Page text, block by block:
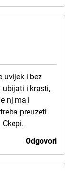
uvijek i bez
ubijati i krasti,
njima i
preuzeti
Odgovori